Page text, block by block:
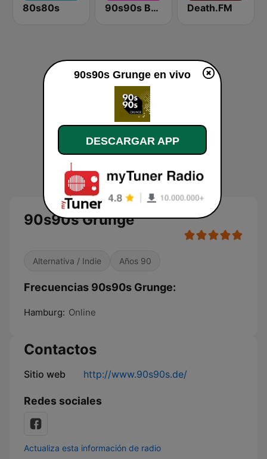
80s80s 90s90s BoyGroups Death.FM
90s90s Grunge
Alternativa / Indie Años 90
Frecuencias 90s90s Grunge:
Hamburg: Online
Contactos
Sitio web http://www.90s90s.de/
Redes sociales
Actualiza esta información de radio
90s90s Grunge en vivo
DESCARGAR APP